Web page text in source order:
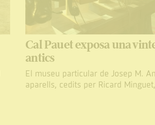
Cal Pauet exposa una
antics
El museu particular de Josep M.
aparells, cedits per Ricard